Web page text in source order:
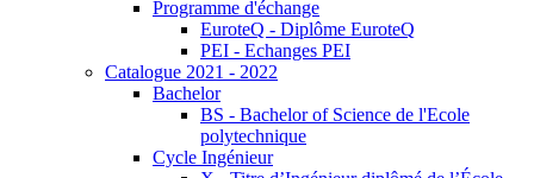
Programme d'échange
EuroteQ - Diplôme EuroteQ
PEI - Echanges PEI
Catalogue 2021 - 2022
Bachelor
BS - Bachelor of Science de l'Ecole
polytechnique
Cycle Ingénieur